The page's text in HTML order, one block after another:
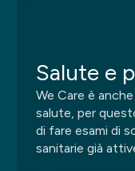
Salute e
We Care è
salute, per
di fare esami di
sanitarie già